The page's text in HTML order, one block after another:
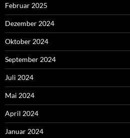
Februar 2025
Dezember 2024
Oktober 2024
September 2024
Juli 2024
Mai 2024
April 2024
Januar 2024